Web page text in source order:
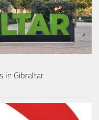
in Gibraltar